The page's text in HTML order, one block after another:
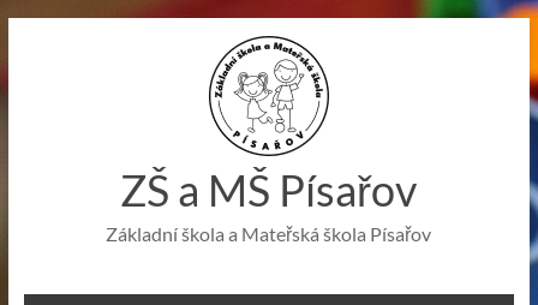
ZŠ a MŠ Písařov
Základní škola a Mateřská škola Písařov